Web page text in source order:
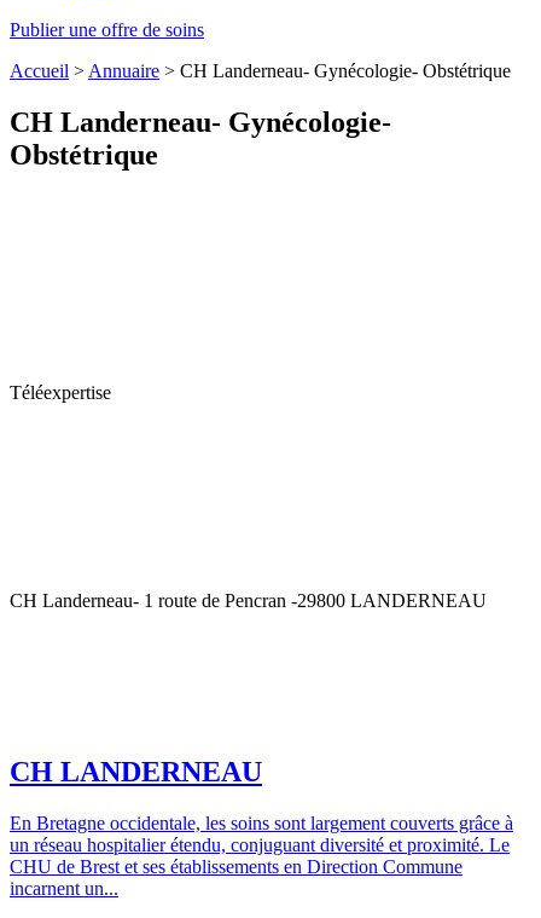
Publier une offre de soins
Accueil > Annuaire > CH Landerneau- Gynécologie- Obstétrique
CH Landerneau- Gynécologie-
Obstétrique
Téléexpertise
CH Landerneau- 1 route de Pencran -29800 LANDERNEAU
CH LANDERNEAU
En Bretagne occidentale, les soins sont largement couverts grâce à
un réseau hospitalier étendu, conjuguant diversité et proximité. Le
CHU de Brest et ses établissements en Direction Commune
incarnent un...